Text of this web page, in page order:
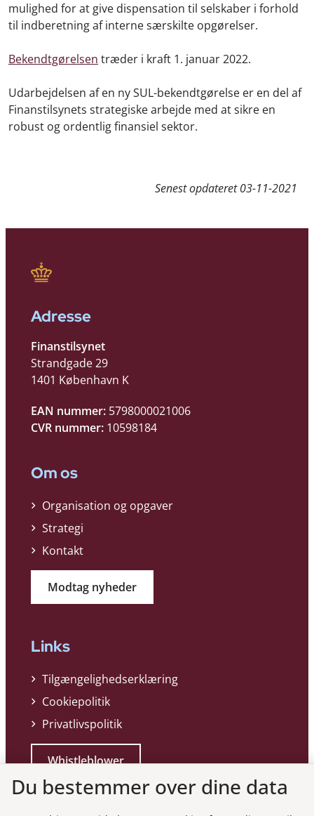
mulighed for at give dispensation til selskaber i forhold
til indberetning af interne særskilte opgørelser.
Bekendtgørelsen træder i kraft 1. januar 2022.
Udarbejdelsen af en ny SUL-bekendtgørelse er en del af
Finanstilsynets strategiske arbejde med at sikre en
robust og ordentlig finansiel sektor.
Senest opdateret03-11-2021
Adresse
Finanstilsynet
Strandgade 29
1401 København K
EAN nummer: 5798000021006
CVR nummer: 10598184
Om os
Organisation og opgaver
Strategi
Kontakt
Modtag nyheder
Links
Tilgængelighedserklæring
Cookiepolitik
Privatlivspolitik
Whistleblower
Du bestemmer over dine data